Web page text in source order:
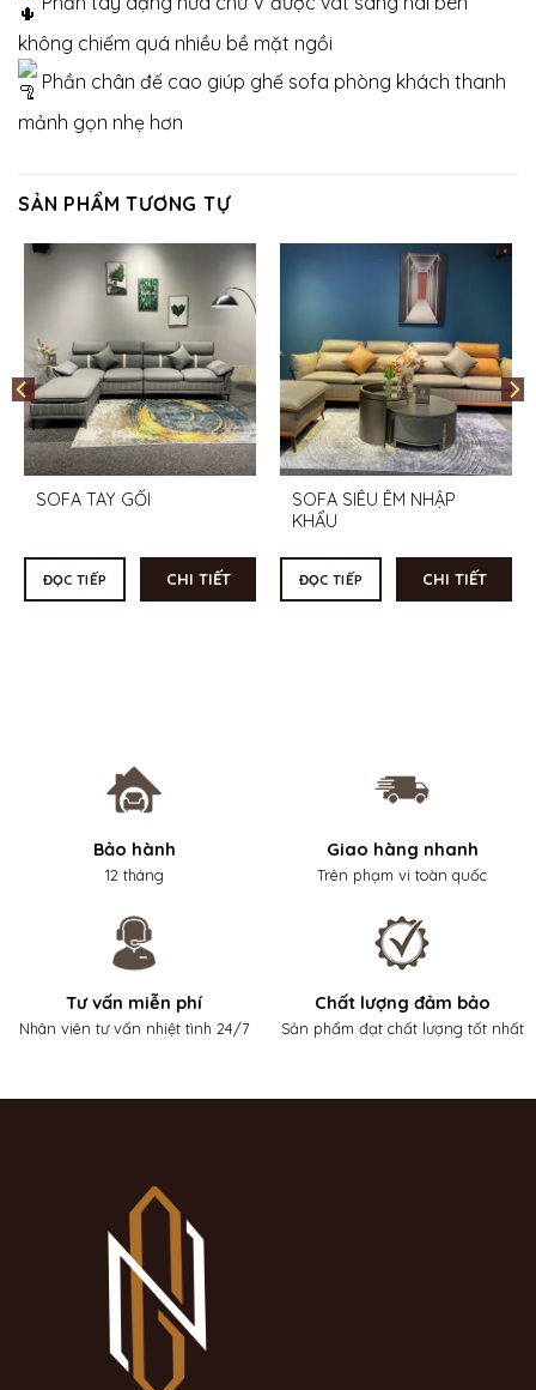
không chiếm quá nhiều bề mặt ngồi
Phần chân đế cao giúp ghế sofa phòng khách thanh
mảnh gọn nhẹ hơn
SẢN PHẨM TƯƠNG TỰ
SOFA TAY GỐI
ĐỌC TIẾP CHI TIẾT
SOFA SIÊU ÊM NHẬP
KHẨU
ĐỌC TIẾP CHI TIẾT
Bảo hành
12 tháng
Giao hàng nhanh
Trên phạm vi toàn quốc
Tư vấn miễn phí
Nhân viên tư vấn nhiệt tình 24/7
Chất lượng đảm bảo
Sản phẩm đạt chất lượng tốt nhất